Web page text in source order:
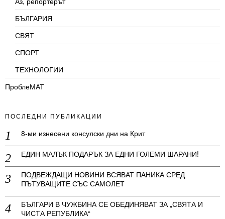
БЪЛГАРИЯ
СВЯТ
СПОРТ
ТЕХНОЛОГИИ
ПроблеМАТ
ПОСЛЕДНИ ПУБЛИКАЦИИ
8-ми изнесени консулски дни на Крит
ЕДИН МАЛЪК ПОДАРЪК ЗА ЕДНИ ГОЛЕМИ ШАРАНИ!
ПОДВЕЖДАЩИ НОВИНИ ВСЯВАТ ПАНИКА СРЕД
ПЪТУВАЩИТЕ СЪС САМОЛЕТ
БЪЛГАРИ В ЧУЖБИНА СЕ ОБЕДИНЯВАТ ЗА „СВЯТА И
ЧИСТА РЕПУБЛИКА“